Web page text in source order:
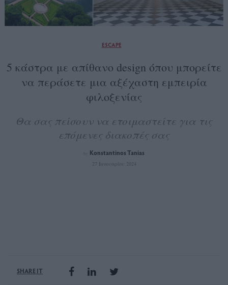
ESCAPE
5 κάστρα με απίθανο design όπου μπορείτε
να περάσετε μια αξέχαστη εμπειρία
φιλοξενίας
Θα σας πείσουν να ετοιμαστείτε για τις
επόμενες διακοπές σας
Konstantinos Tanias
27 Ιανουαρίου 2024
SHARE IT